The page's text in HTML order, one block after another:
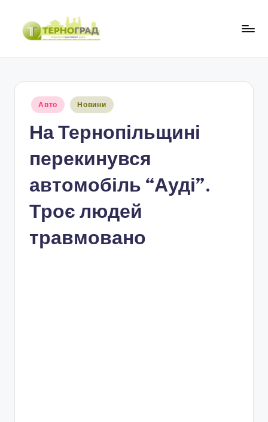
Перейти
Опубліковано
Авто Новини
На Тернопільщині
перекинувся
автомобіль “Ауді”.
Троє людей
травмовано